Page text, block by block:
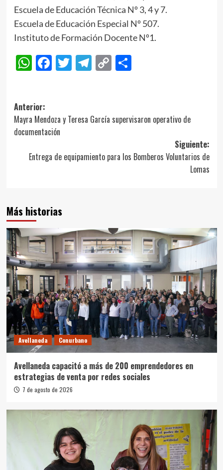
Escuela de Educación Técnica Nº 3, 4 y 7.
Escuela de Educación Especial Nº 507.
Instituto de Formación Docente Nº1.
WhatsApp
Facebook
Twitter
Telegram
CopyCompartir
Navegación
de
entradas
Anterior:
Mayra Mendoza y Teresa García supervisaron operativo de
documentación
Siguiente:
Entrega de equipamiento para los Bomberos Voluntarios de
Lomas
Más historias
Avellaneda Conurbano
Avellaneda capacitó a más de 200 emprendedores en
estrategias de venta por redes sociales
7 de agosto de 2026